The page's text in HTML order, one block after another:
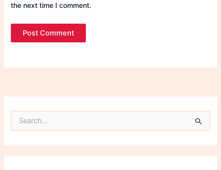
the next time I comment.
r
c